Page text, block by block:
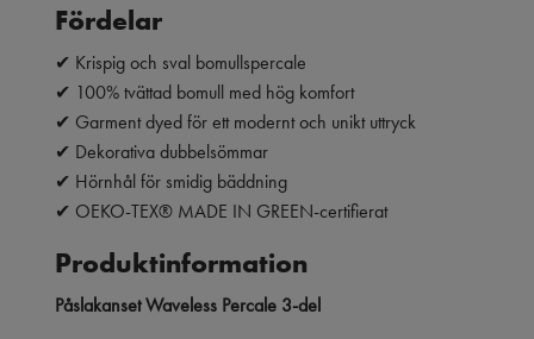
Fördelar
✔ Krispig och sval bomullspercale
✔ 100% tvättad bomull med hög komfort
✔ Garment dyed för ett modernt och unikt uttryck
✔ Dekorativa dubbelsömmar
✔ Hörnhål för smidig bäddning
✔ OEKO-TEX® MADE IN GREEN-certifierat
Produktinformation
Påslakanset Waveless Percale 3-del